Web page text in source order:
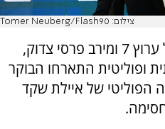
צילום: Tomer Neuberg/Flash90
עוזי ברוך, עורך ראשי ומנכ"ל ערוץ 7 ומירב פרסי צדוק,
ופוליטית התארחו הבוקר
הפוליטי של איילת שקד